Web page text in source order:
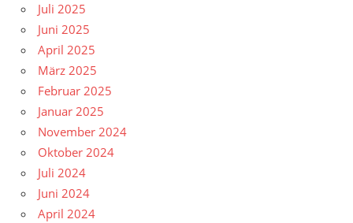
Juli 2025
Juni 2025
April 2025
März 2025
Februar 2025
Januar 2025
November 2024
Oktober 2024
Juli 2024
Juni 2024
April 2024